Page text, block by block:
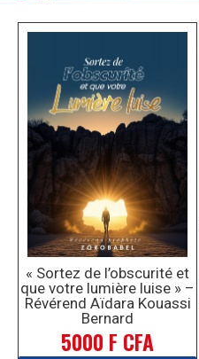
« Sortez de l’obscurité et
que votre lumière luise » –
Révérend Aïdara Kouassi
Bernard
5000 F CFA